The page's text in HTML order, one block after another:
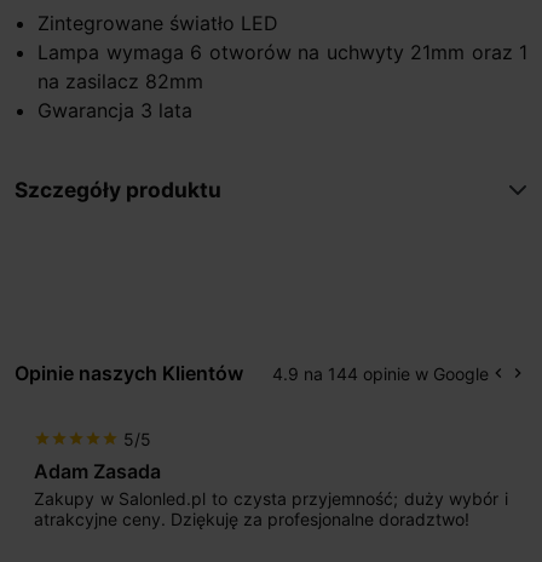
Zintegrowane światło LED
Lampa wymaga 6 otworów na uchwyty 21mm oraz 1
na zasilacz 82mm
Gwarancja 3 lata
Szczegóły produktu
Opinie naszych Klientów 4.9 na 144 opinie w Google keyboard_arrow_left keyboard_arrow_right
star star star star star 5/5
Adam Zasada
Zakupy w Salonled.pl to czysta przyjemność; duży wybór i
atrakcyjne ceny. Dziękuję za profesjonalne doradztwo!